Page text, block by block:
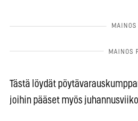
Tästä löydät
joihin pääset myös